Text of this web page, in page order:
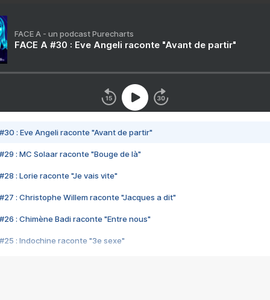
FACE A - un podcast Purecharts
FACE A #30 : Eve Angeli raconte "Avant de partir"
#30 : Eve Angeli raconte "Avant de partir"
#29 : MC Solaar raconte "Bouge de là"
#28 : Lorie raconte "Je vais vite"
#27 : Christophe Willem raconte "Jacques a dit"
#26 : Chimène Badi raconte "Entre nous"
#25 : Indochine raconte "3e sexe"